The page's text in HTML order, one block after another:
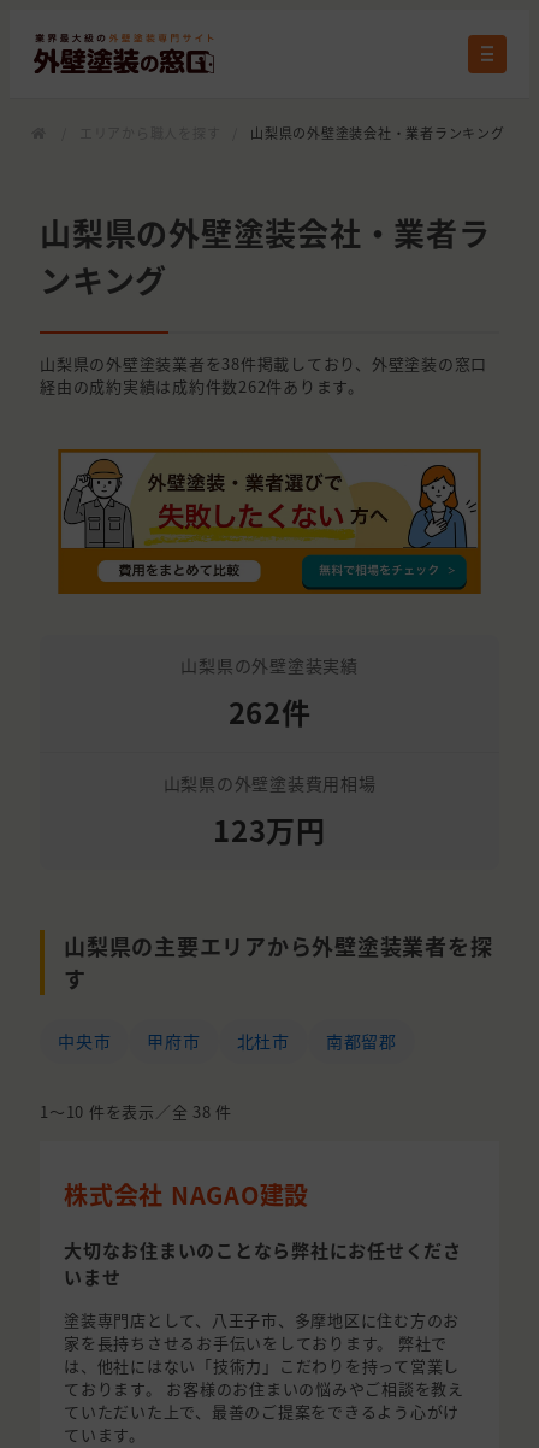
山梨県の外壁塗装会社・業者ランキング
山梨県の外壁塗装会社・業者ラ
ンキング
山梨県の外壁塗装業者を38件掲載しており、外壁塗装の窓口
経由の成約実績は成約件数262件あります。
山梨県の外壁塗装実績
262件
山梨県の外壁塗装費用相場
123万円
山梨県の主要エリアから外壁塗装業者を探
す
中央市 甲府市 北杜市 南都留郡
1〜10 件を表示／全 38 件
株式会社 NAGAO建設
大切なお住まいのことなら弊社にお任せくださ
いませ
塗装専門店として、八王子市、多摩地区に住む方のお
家を長持ちさせるお手伝いをしております。 弊社で
は、他社にはない「技術力」こだわりを持って営業し
ております。 お客様のお住まいの悩みやご相談を教え
ていただいた上で、最善のご提案をできるよう心がけ
ています。